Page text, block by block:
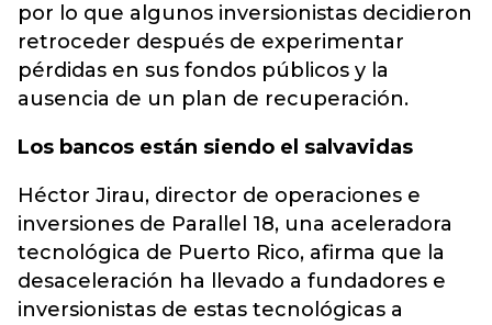
por lo que algunos inversionistas decidieron
retroceder después de experimentar
pérdidas en sus fondos públicos y la
ausencia de un plan de recuperación.
Los bancos están siendo el salvavidas
Héctor Jirau, director de operaciones e
inversiones de Parallel 18, una aceleradora
tecnológica de Puerto Rico, afirma que la
desaceleración ha llevado a fundadores e
inversionistas de estas tecnológicas a